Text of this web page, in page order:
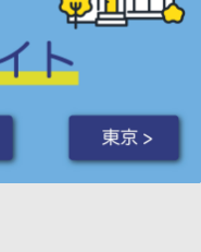
東京 >